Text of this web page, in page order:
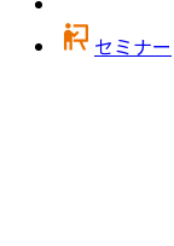
セミナー